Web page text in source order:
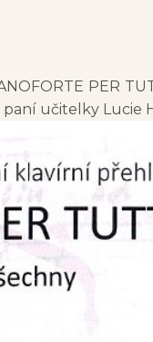
PER
učitelky Lucie